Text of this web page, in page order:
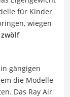
für Kinder
wiegen
gängigen
die Modelle
Das Ray Air